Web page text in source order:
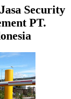
Security
PT.